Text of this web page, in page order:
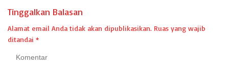
Tinggalkan Balasan
Alamat email Anda tidak akan dipublikasikan. Ruas yang wajib
ditandai *